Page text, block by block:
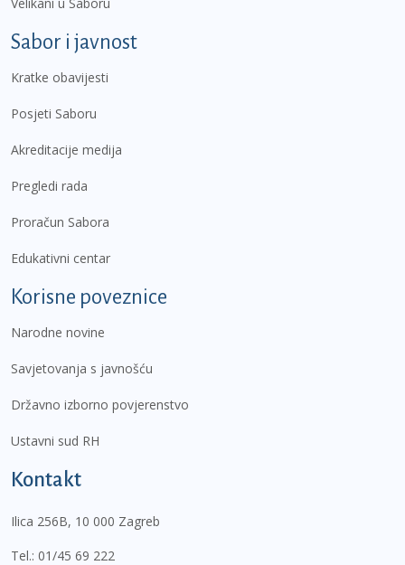
Sabor i javnost
Kratke obavijesti
Posjeti Saboru
Akreditacije medija
Pregledi rada
Proračun Sabora
Edukativni centar
Korisne poveznice
Narodne novine
Savjetovanja s javnošću
Državno izborno povjerenstvo
Ustavni sud RH
Kontakt
Ilica 256B, 10 000 Zagreb
Tel.: 01/45 69 222